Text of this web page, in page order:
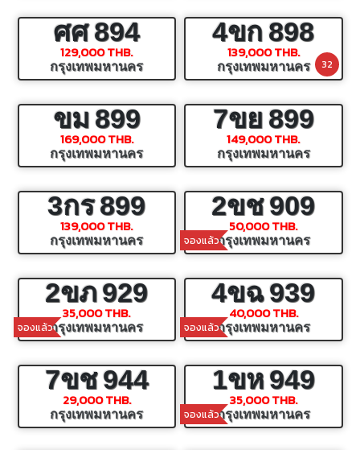
ศศ894
129,000 THB.
กรุงเทพมหานคร
4ขก898
139,000 THB.
กรุงเทพมหานคร 32
ขม899
169,000 THB.
กรุงเทพมหานคร
7ขย899
149,000 THB.
กรุงเทพมหานคร
3กร899
139,000 THB.
กรุงเทพมหานคร จองแล้ว
2ขช909
50,000 THB.
กรุงเทพมหานคร
จองแล้ว
2ขภ929
35,000 THB.
กรุงเทพมหานคร จองแล้ว
4ขฉ939
40,000 THB.
กรุงเทพมหานคร
7ขช944
29,000 THB.
กรุงเทพมหานคร จองแล้ว
1ขห949
35,000 THB.
กรุงเทพมหานคร